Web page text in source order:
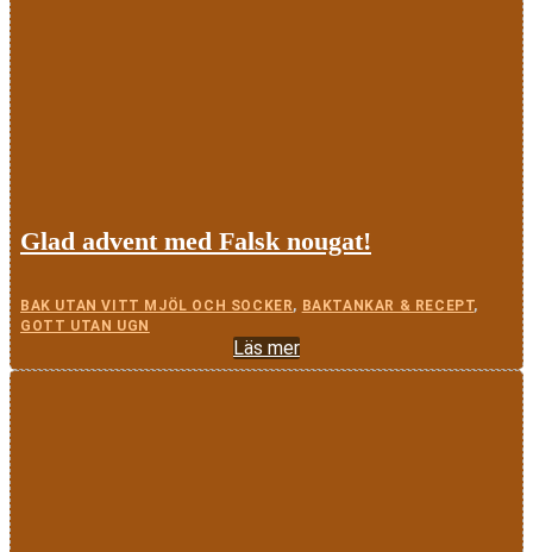
Glad advent med Falsk nougat!
BAK UTAN VITT MJÖL OCH SOCKER, BAKTANKAR & RECEPT,
GOTT UTAN UGN
Läs mer